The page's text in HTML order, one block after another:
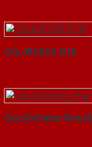
Cửa ABS KOS 101D
Cửa Gỗ Chống Cháy